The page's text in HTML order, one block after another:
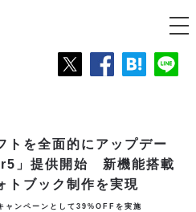
トを全面的にアップデー
」提供開始 新機能搭載
トブック制作を実現
ャンペーンとして39%OFFを実施